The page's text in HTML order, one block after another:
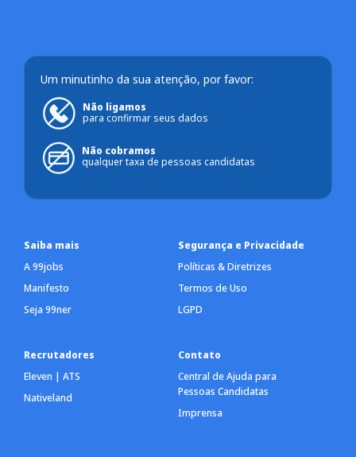
Saiba mais
A 99jobs
Manifesto
Seja 99ner
Segurança e Privacidade
Políticas & Diretrizes
Termos de Uso
LGPD
Recrutadores
Eleven | ATS
Nativeland
Contato
Central de Ajuda para
Pessoas Candidatas
Imprensa
Um minutinho da sua atenção, por favor:
Não ligamos
para confirmar seus dados
Não cobramos
qualquer taxa de pessoas candidatas